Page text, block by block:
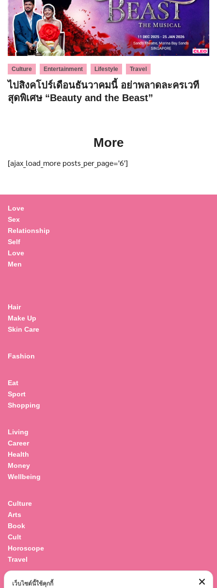
Culture Entertainment Lifestyle Travel
ไปสิงคโปร์เดือนธันวาคมนี้ อย่าพลาดละครเวที
สุดพิเศษ “Beauty and the Beast”
More
[ajax_load_more posts_per_page='6']
Love
Sex
Relationship
Self
Love
Men
Hair
Make Up
Skin Care
Fashion
Eat
Sport
Shopping
Living
Career
Health
Money
Wellbeing
Culture
Arts
Book
Cult
Horoscope
Travel
Entertainment
เว็บไซต์นี้ใช้คุกกี้